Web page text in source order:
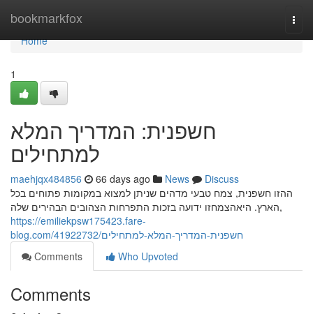
bookmarkfox
Home
Home
1
חשפנית: המדריך המלא
למתחילים
maehjqx484856 66 days ago News
Discuss
ההזו חשפנית, צמח טבעי מדהים שניתן למצוא במקומות פתוחים בכל
הארץ. היאהצמחזו ידועה בזכות התפרחות הצהובים הבהירים שלה,
https://emiliekpsw175423.fare-
blog.com/41922732/חשפנית-המדריך-המלא-למתחילים
Comments
Who Upvoted
Comments